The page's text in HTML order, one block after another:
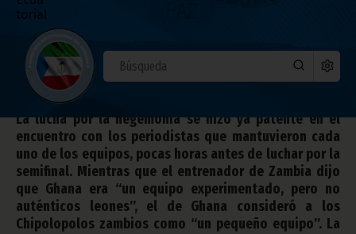
febrero 08, 2012
Noticias Deportes
La lucha por la hegemonía se hizo ya patente en el
encuentro con los periodistas que mantuvieron cada
uno de los equipos, pocas horas antes de luchar por la
semifinal. Mientras que el entrenador de Zambia dijo
que Ghana era “un equipo experimentado, pero no
auténticos leones”, el de Ghana consideró a los
Chipolopolos zambios como “un pequeño equipo”. La